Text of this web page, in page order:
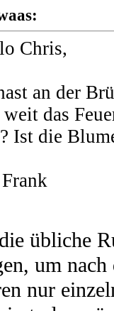
Chris,
an der
das
Ist die
übliche
um
nur